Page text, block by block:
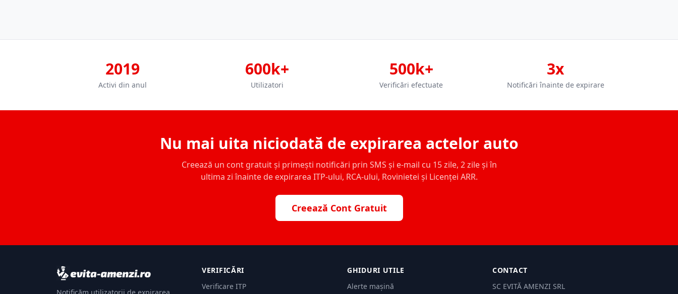
2019
Activi din anul
600k+
Utilizatori
500k+
Verificări efectuate
3x
Notificări înainte de expirare
Nu mai uita niciodată de expirarea actelor auto
Creează un cont gratuit și primești notificări prin SMS și e-mail cu 15 zile, 2 zile și în
ultima zi înainte de expirarea ITP-ului, RCA-ului, Rovinietei și Licenței ARR.
Creează Cont Gratuit
VERIFICĂRI
Verificare ITP
GHIDURI UTILE
Alerte mașină
CONTACT
SC EVITĂ AMENZI SRL